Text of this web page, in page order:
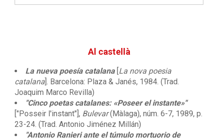
Al castellà
La nueva poesía catalana[La nova poesia
catalana]. Barcelona: Plaza & Janés, 1984. (Trad.
Joaquim Marco Revilla)
"Cinco poetas catalanes: «Poseer el instante»"
["Posseir l'instant"], Bulevar(Màlaga), núm. 6-7, 1989, p.
23-24. (Trad. Antonio Jiménez Millán)
"Antonio Ranieri ante el túmulo mortuorio de